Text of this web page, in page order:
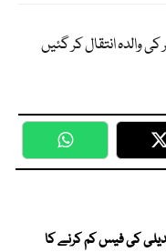
والدہ انتقال کر گئیں
WhatsApp
کی فیس کم کرنے کا